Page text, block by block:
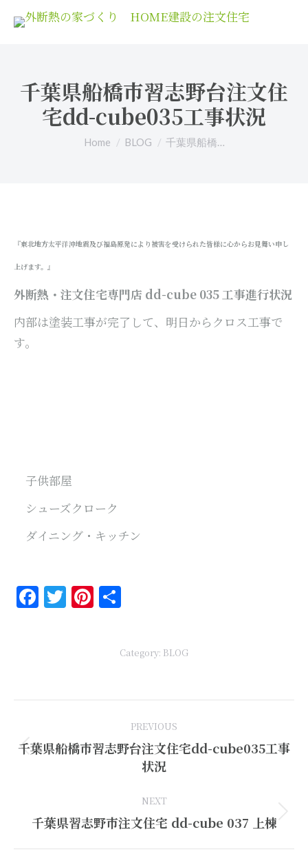
千葉県船橋市習志野台注文住
宅dd-cube035工事状況
You are here:
Home BLOG 千葉県船橋…
『東北地方太平洋沖地震及び福島原発により被害を受けられた皆様に心からお見舞い申し
上げます。』
外断熱・注文住宅専門店 dd-cube 035工事進行状況
内部は塗装工事が完了して、明日からクロス工事で
す。
子供部屋
シューズクローク
ダイニング・キッチン
Facebook
Twitter
Pinterest
Category: BLOG
PREVIOUS
Previous
post:
千葉県船橋市習志野台注文住宅dd-cube035工事
状況
NEXT
Next
千葉県習志野市注文住宅 dd-cube 037 上棟